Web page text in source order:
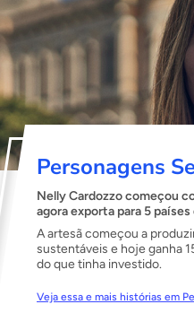
Personagens
Nelly Cardozzo começou
agora exporta para 5
A artesã começou a
sustentáveis e hoje ganha
do que tinha investido.
Veja essa e mais histórias em